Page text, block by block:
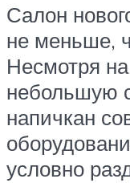
Салон
не меньше,
Несмотря
небольшую
напичкан
условно